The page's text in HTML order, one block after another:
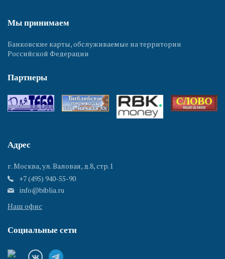
Мы принимаем
Банковские карты, обслуживаемые на территории
Российской Федерации
Партнеры
Адрес
г. Москва, ул. Валовая, д.8, стр.1
+7 (495) 940-55-90
info@biblia.ru
Наш офис
Социальные сети